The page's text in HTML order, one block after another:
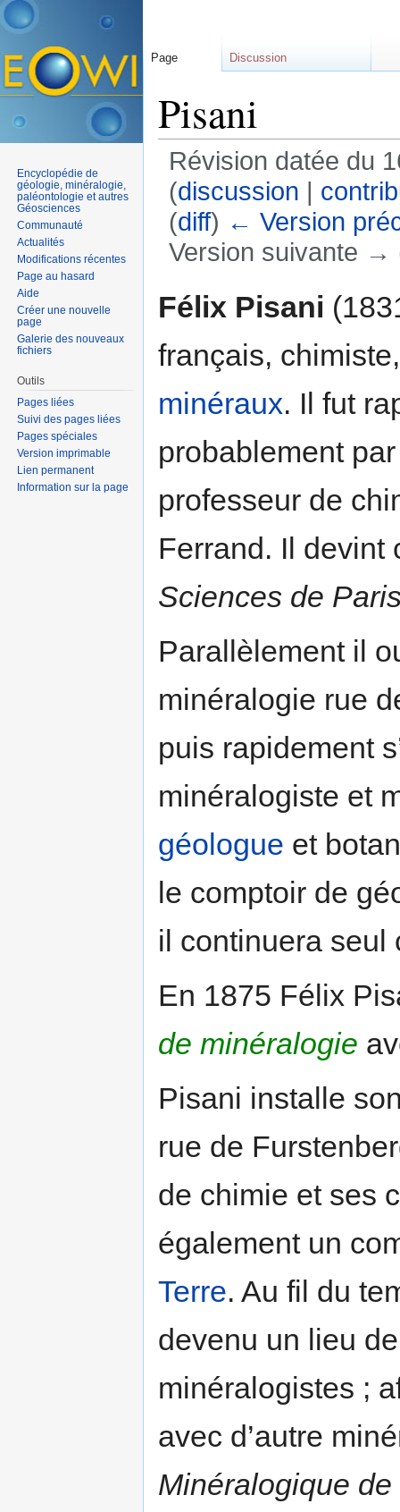
Pisani
Révision datée du
(discussion |
(diff) ← Version
Version suivante →
Félix Pisani
français,
minéraux. Il fut
probablement
professeur de
Ferrand. Il
Sciences de
Parallèlement il
minéralogie rue
puis rapidement
minéralogiste et
géologue et
le comptoir de
il continuera seul
En 1875 Félix
de minéralogie
Pisani installe
rue de
de chimie et ses
également un
Terre. Au fil du
devenu un lieu
minéralogistes ;
avec d’autre
Minéralogique
Page Discussion
Encyclopédie de
géologie, minéralogie,
paléontologie et autres
Géosciences
Communauté
Actualités
Modifications récentes
Page au hasard
Aide
Créer une nouvelle
page
Galerie des nouveaux
fichiers
Outils
Pages liées
Suivi des pages liées
Pages spéciales
Version imprimable
Lien permanent
Information sur la page